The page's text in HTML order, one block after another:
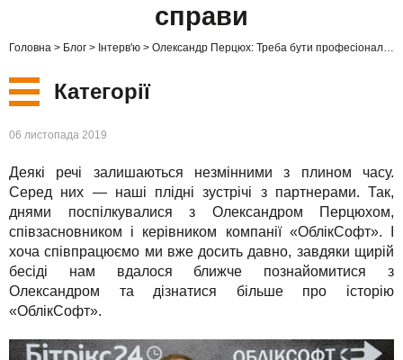
TuchaBit+
TuchaBackup
TuchaHosting
TuchaSync
Хмари для e-commerce
Віддалений офіс
Реселінг хостингу
Стати партнером
Відгуки
Кар'єра
Контакти
справи
Головна Блог Інтерв'ю Олександр Перцюх: Треба бути професіоналом своєї справи
Категорії
Нові
Сервіси
Рішення
Для бізнесу
Техпідтримка
Інструкції
06 листопада 2019
Деякі речі залишаються незмінними з плином часу.
Серед них — наші плідні зустрічі з партнерами. Так,
днями поспілкувалися з Олександром Перцюхом,
співзасновником і керівником компанії «ОблікСофт». І
хоча співпрацюємо ми вже досить давно, завдяки щирій
бесіді нам вдалося ближче познайомитися з
Олександром та дізнатися більше про історію
«ОблікСофт».